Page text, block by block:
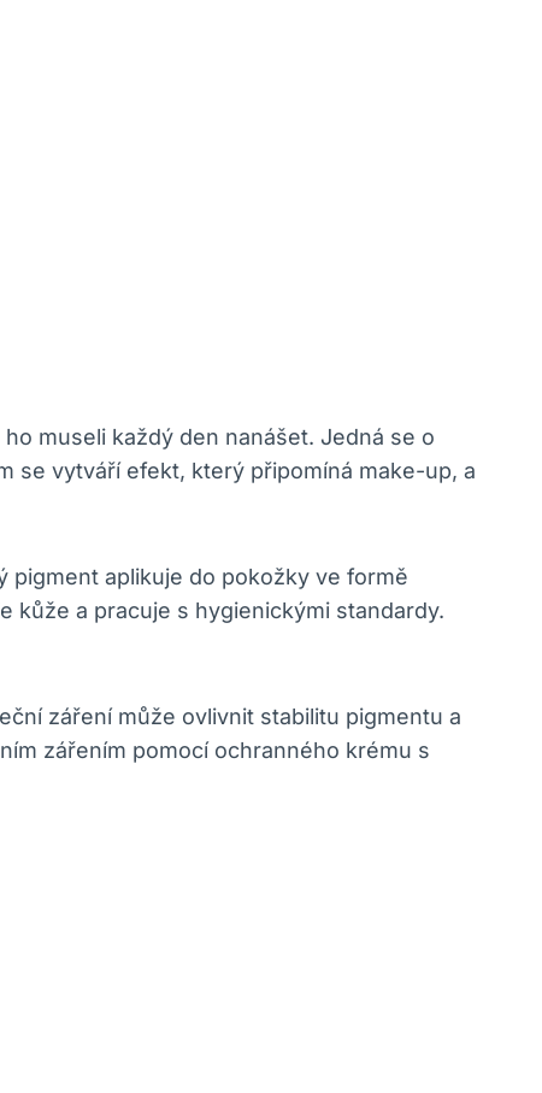
museli každý den nanášet. Jedná se o
se vytváří efekt, který připomíná make-up, a
pigment aplikuje do pokožky ve formě
kůže a pracuje s hygienickými standardy.
záření může ovlivnit stabilitu pigmentu a
zářením pomocí ochranného krému s